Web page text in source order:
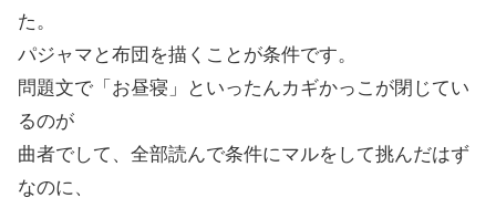
た。
パジャマと布団を描くことが条件です。
問題文で「お昼寝」といったんカギかっこが閉じてい
るのが
曲者でして、全部読んで条件にマルをして挑んだはず
なのに、